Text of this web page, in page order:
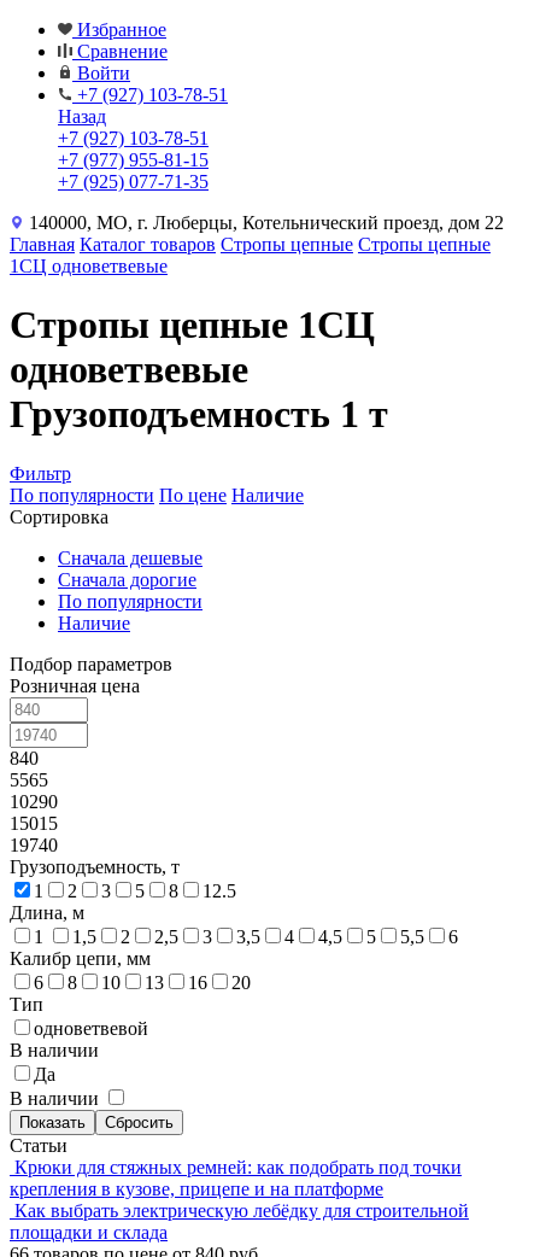
Избранное
Сравнение
Войти
+7 (927) 103-78-51
Назад
+7 (927) 103-78-51
+7 (977) 955-81-15
+7 (925) 077-71-35
140000, МО, г. Люберцы, Котельнический проезд, дом 22
Главная Каталог товаров Стропы цепные Стропы цепные
1СЦ одноветвевые
Стропы цепные 1СЦ
одноветвевые
Грузоподъемность 1 т
Фильтр
По популярности По цене Наличие
Сортировка
Сначала дешевые
Сначала дорогие
По популярности
Наличие
Подбор параметров
Розничная цена
840
5565
10290
15015
19740
Грузоподъемность, т
1
2 3 5 8
12.5
Длина, м
1
1,5 2 2,5 3 3,5 4 4,5 5 5,5
6
Калибр цепи, мм
6
8 10 13 16
20
Тип
одноветвевой
В наличии
Да
В наличии
Статьи
Крюки для стяжных ремней: как подобрать под точки
крепления в кузове, прицепе и на платформе
Как выбрать электрическую лебёдку для строительной
площадки и склада